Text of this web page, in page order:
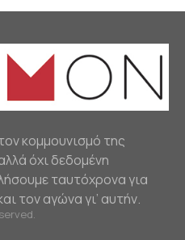
κομμουνισμό της
όχι δεδομένη
ταυτόχρονα για
τον αγώνα γι’ αυτήν.